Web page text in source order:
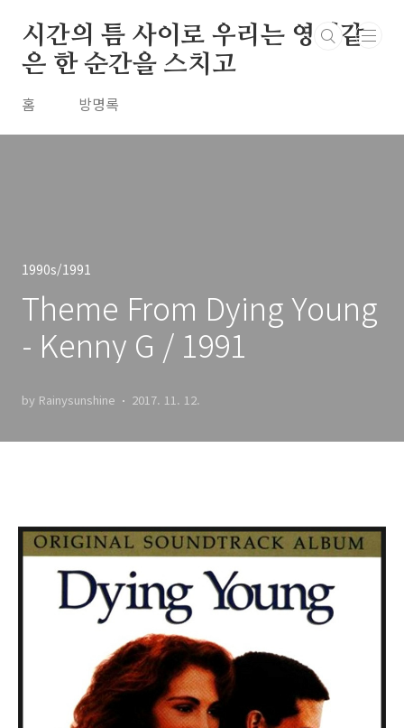
시간의 틈 사이로 우리는 영원같
은 한 순간을 스치고
홈 방명록
1990s/1991
Theme From Dying Young
- Kenny G / 1991
by Rainysunshine 2017. 11. 12.